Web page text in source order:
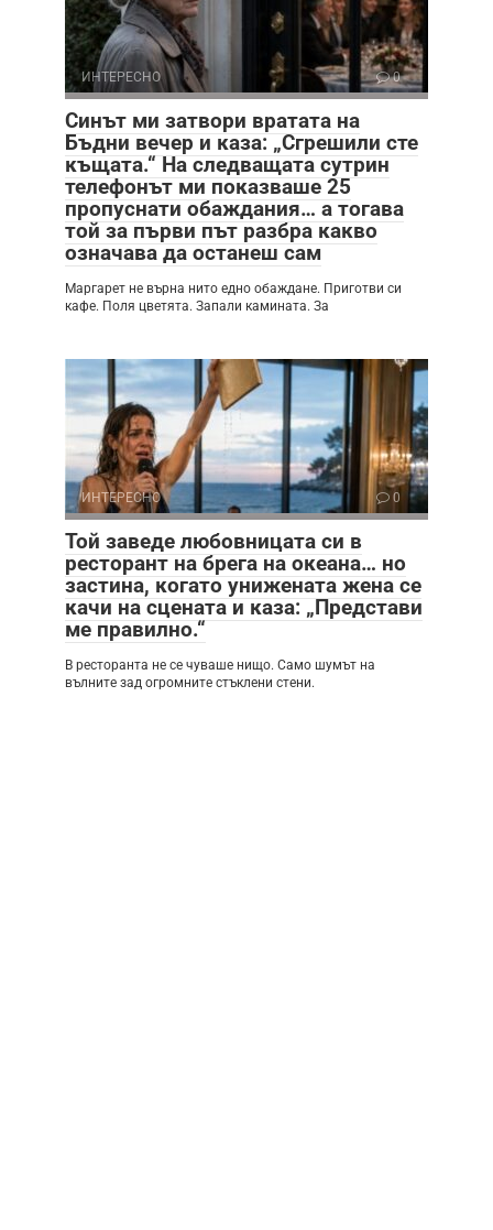
ИНТЕРЕСНО 0
Синът ми затвори вратата на
Бъдни вечер и каза: „Сгрешили сте
къщата.“ На следващата сутрин
телефонът ми показваше 25
пропуснати обаждания… а тогава
той за първи път разбра какво
означава да останеш сам
Маргарет не върна нито едно обаждане. Приготви си
кафе. Поля цветята. Запали камината. За
ИНТЕРЕСНО 0
Той заведе любовницата си в
ресторант на брега на океана… но
застина, когато унижената жена се
качи на сцената и каза: „Представи
ме правилно.“
В ресторанта не се чуваше нищо. Само шумът на
вълните зад огромните стъклени стени.